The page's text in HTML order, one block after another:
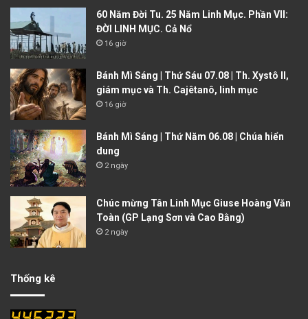
60 Năm Đời Tu. 25 Năm Linh Mục. Phần VII:
ĐỜI LINH MỤC. Cả Nổ
16 giờ
Bánh Mì Sáng | Thứ Sáu 07.08 | Th. Xystô II,
giám mục và Th. Cajêtanô, linh mục
16 giờ
Bánh Mì Sáng | Thứ Năm 06.08 | Chúa hiển
dung
2 ngày
Chúc mừng Tân Linh Mục Giuse Hoàng Văn
Toàn (GP Lạng Sơn và Cao Bằng)
2 ngày
Thống kê